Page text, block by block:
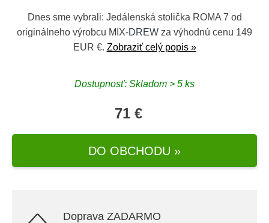
Dnes sme vybrali: Jedálenská stolička ROMA 7 od
originálneho výrobcu MIX-DREW za výhodnú cenu 149
EUR €. Zobraziť celý popis »
Dostupnosť: Skladom > 5 ks
71 €
DO OBCHODU »
Doprava ZADARMO